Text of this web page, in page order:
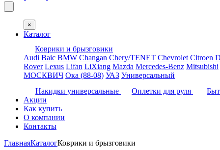
×
Каталог
Коврики и брызговики
Audi Baic BMW Changan Chery/TENET Chevrolet Citroen
Rover Lexus Lifan LiXiang Mazda Mercedes-Benz Mitsubishi
МОСКВИЧ Ока (88-08) УАЗ Универсальный
Накидки универсальные
Оплетки для руля
Акции
Как купить
О компании
Контакты
ГлавнаяКаталогКоврики и брызговики